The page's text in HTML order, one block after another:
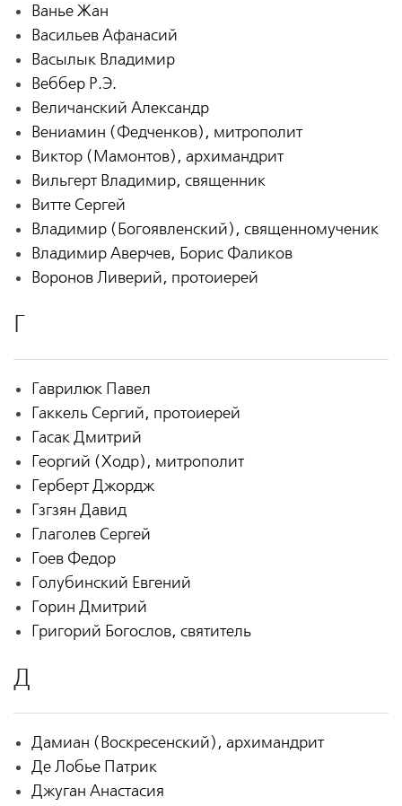
Ванье Жан
Васильев Афанасий
Васылык Владимир
Веббер Р.Э.
Величанский Александр
Вениамин (Федченков), митрополит
Виктор (Мамонтов), архимандрит
Вильгерт Владимир, священник
Витте Сергей
Владимир (Богоявленский), священномученик
Владимир Аверчев, Борис Фаликов
Воронов Ливерий, протоиерей
Г
Гаврилюк Павел
Гаккель Сергий, протоиерей
Гасак Дмитрий
Георгий (Ходр), митрополит
Герберт Джордж
Гзгзян Давид
Глаголев Сергей
Гоев Федор
Голубинский Евгений
Горин Дмитрий
Григорий Богослов, святитель
Д
Дамиан (Воскресенский), архимандрит
Де Лобье Патрик
Джуган Анастасия